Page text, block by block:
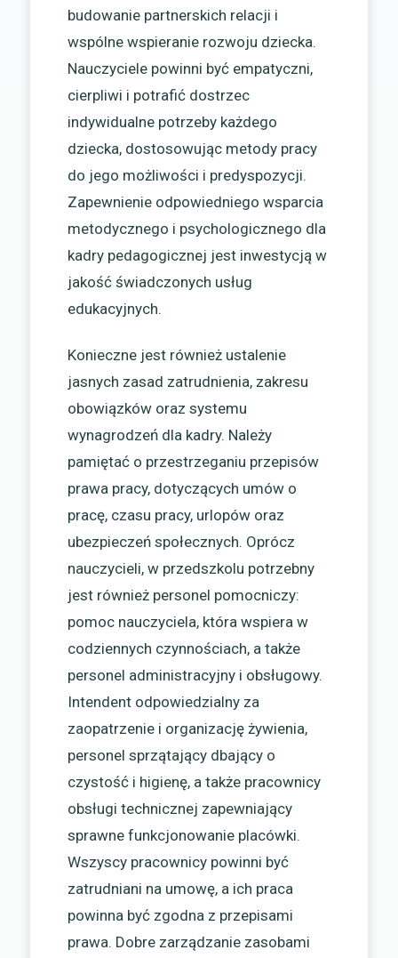
budowanie partnerskich relacji i
wspólne wspieranie rozwoju dziecka.
Nauczyciele powinni być empatyczni,
cierpliwi i potrafić dostrzec
indywidualne potrzeby każdego
dziecka, dostosowując metody pracy
do jego możliwości i predyspozycji.
Zapewnienie odpowiedniego wsparcia
metodycznego i psychologicznego dla
kadry pedagogicznej jest inwestycją w
jakość świadczonych usług
edukacyjnych.
Konieczne jest również ustalenie
jasnych zasad zatrudnienia, zakresu
obowiązków oraz systemu
wynagrodzeń dla kadry. Należy
pamiętać o przestrzeganiu przepisów
prawa pracy, dotyczących umów o
pracę, czasu pracy, urlopów oraz
ubezpieczeń społecznych. Oprócz
nauczycieli, w przedszkolu potrzebny
jest również personel pomocniczy:
pomoc nauczyciela, która wspiera w
codziennych czynnościach, a także
personel administracyjny i obsługowy.
Intendent odpowiedzialny za
zaopatrzenie i organizację żywienia,
personel sprzątający dbający o
czystość i higienę, a także pracownicy
obsługi technicznej zapewniający
sprawne funkcjonowanie placówki.
Wszyscy pracownicy powinni być
zatrudniani na umowę, a ich praca
powinna być zgodna z przepisami
prawa. Dobre zarządzanie zasobami